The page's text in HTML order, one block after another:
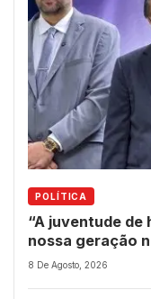
POLÍTICA
“A juventude de
nossa geração
Pimenta durante
8 De Agosto, 2026